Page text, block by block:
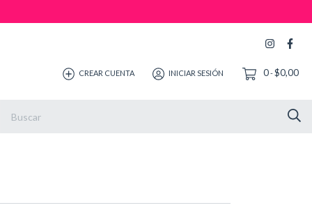
CREAR CUENTA INICIAR SESIÓN 0-$0,00